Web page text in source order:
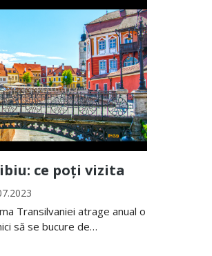
ce poți vizita
Transilvaniei atrage anual o
să se bucure de…